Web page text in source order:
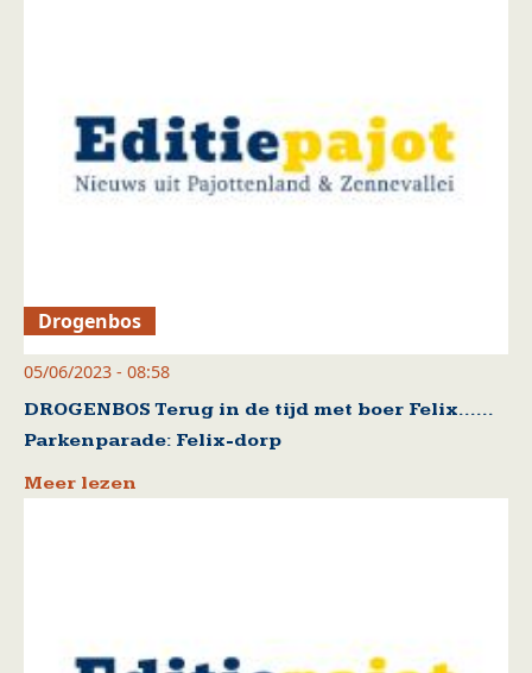
Drogenbos
05/06/2023 - 08:58
DROGENBOS Terug in de tijd met boer Felix……
Parkenparade: Felix-dorp
Meer lezen